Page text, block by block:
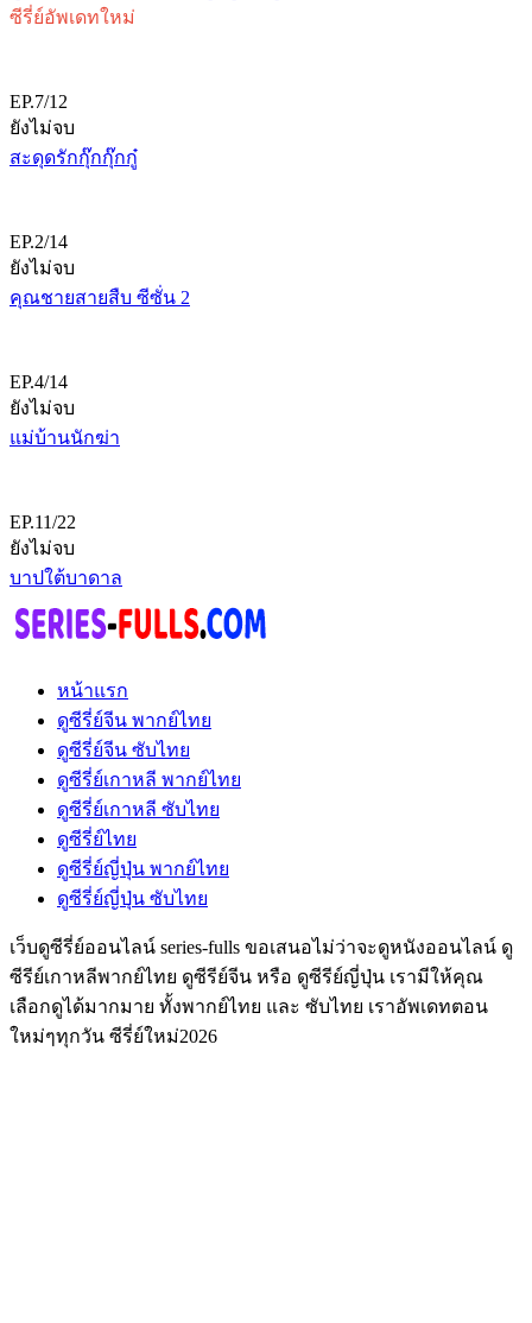
ซีรี่ย์อัพเดทใหม่
EP.7/12
ยังไม่จบ
สะดุดรักกุ๊กกุ๊กกู๋
EP.2/14
ยังไม่จบ
คุณชายสายสืบ ซีซั่น 2
EP.4/14
ยังไม่จบ
แม่บ้านนักฆ่า
EP.11/22
ยังไม่จบ
บาปใต้บาดาล
หน้าแรก
ดูซีรี่ย์จีน พากย์ไทย
ดูซีรี่ย์จีน ซับไทย
ดูซีรี่ย์เกาหลี พากย์ไทย
ดูซีรี่ย์เกาหลี ซับไทย
ดูซีรี่ย์ไทย
ดูซีรี่ย์ญี่ปุ่น พากย์ไทย
ดูซีรี่ย์ญี่ปุ่น ซับไทย
เว็บดูซีรี่ย์ออนไลน์ series-fulls ขอเสนอไม่ว่าจะดูหนังออนไลน์ ดู
ซีรีย์เกาหลีพากย์ไทย ดูซีรีย์จีน หรือ ดูซีรีย์ญี่ปุ่น เรามีให้คุณ
เลือกดูได้มากมาย ทั้งพากย์ไทย และ ซับไทย เราอัพเดทตอน
ใหม่ๆทุกวัน ซีรี่ย์ใหม่2026